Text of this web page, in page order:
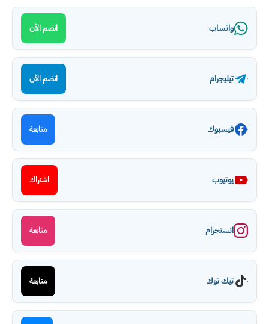
واتساب انضم الآن
تيليجرام انضم الآن
فيسبوك متابعة
يوتيوب اشتراك
انستجرام متابعة
تيك توك متابعة